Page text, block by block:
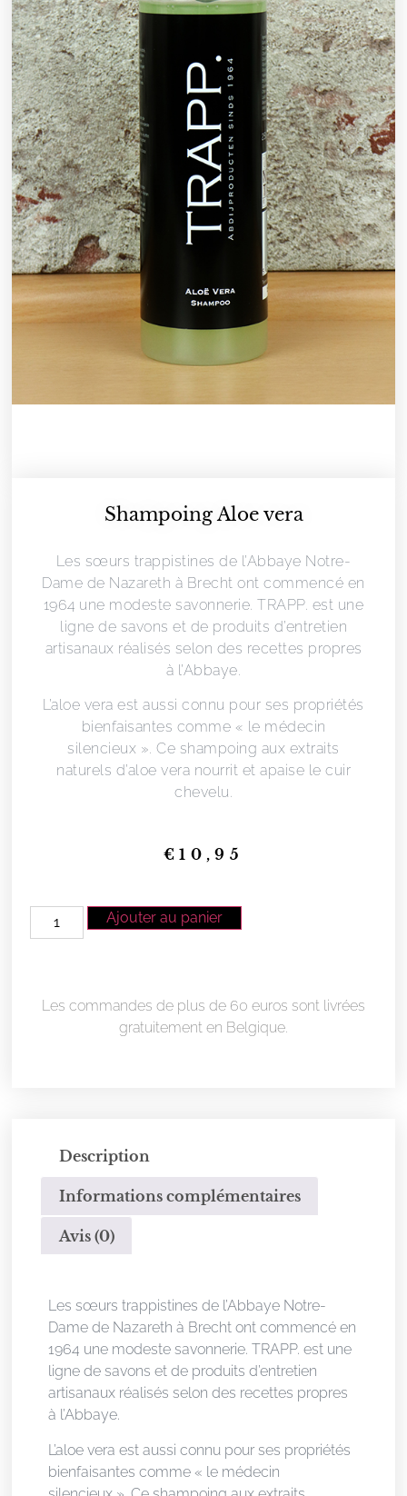
Shampoing Aloe vera
Les sœurs trappistines de l’Abbaye Notre-
Dame de Nazareth à Brecht ont commencé en
1964 une modeste savonnerie. TRAPP. est une
ligne de savons et de produits d’entretien
artisanaux réalisés selon des recettes propres
à l’Abbaye.
L’aloe vera est aussi connu pour ses propriétés
bienfaisantes comme « le médecin
silencieux ». Ce shampoing aux extraits
naturels d’aloe vera nourrit et apaise le cuir
chevelu.
€10,95
Ajouter au panier
Les commandes de plus de 60 euros sont livrées
gratuitement en Belgique.
Description
Informations complémentaires
Avis (0)
Les sœurs trappistines de l’Abbaye Notre-
Dame de Nazareth à Brecht ont commencé en
1964 une modeste savonnerie. TRAPP. est une
ligne de savons et de produits d’entretien
artisanaux réalisés selon des recettes propres
à l’Abbaye.
L’aloe vera est aussi connu pour ses propriétés
bienfaisantes comme « le médecin